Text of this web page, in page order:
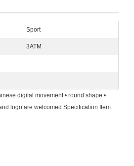
Sport
3ATM
digital movement • round shape •
logo are welcomed Specification Item